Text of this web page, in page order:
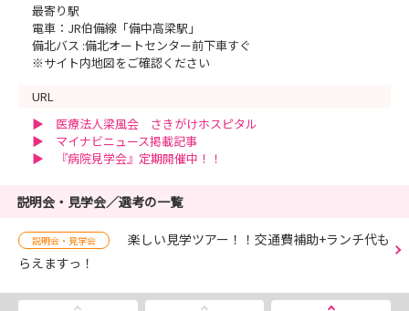
最寄り駅
電車：JR伯備線「備中高梁駅」
備北バス :備北オートセンター前下車すぐ
※サイト内地図をご確認ください
URL
▶ 医療法人梁風会 さきがけホスピタル
▶ マイナビニュース掲載記事
▶ 『病院見学会』定期開催中！！
説明会・見学会／選考の一覧
説明会・見学会
楽しい見学ツアー！！交通費補助+ランチ代も
らえますっ！